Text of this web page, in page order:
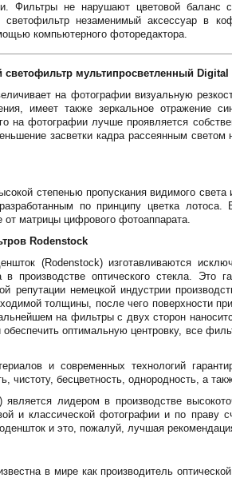
Фильтры не нарушают цветовой баланс
незаменимый аксессуар в
компьютерного фоторедактора.
мультипросветленный Digital
на фотографии визуальную
имеет также зеркальное отражение
на фотографии лучше проявляется
засветки кадра рассеянным
степенью пропускания видимого
по принципу цветка
от матрицы цифрового фотоаппарата.
Rodenstock
(Rodenstock) изготавливаются
производстве оптического стекла. Это
репутации немецкой индустрии
толщины, после чего поверхности
на фильтры с двух сторон
оптимальную центровку, все
и современных технологий
чистоту, бесцветность, однородность, а
является лидером в производстве
и классической фотографии и по
и это, пожалуй, лучшая
в мире как производитель